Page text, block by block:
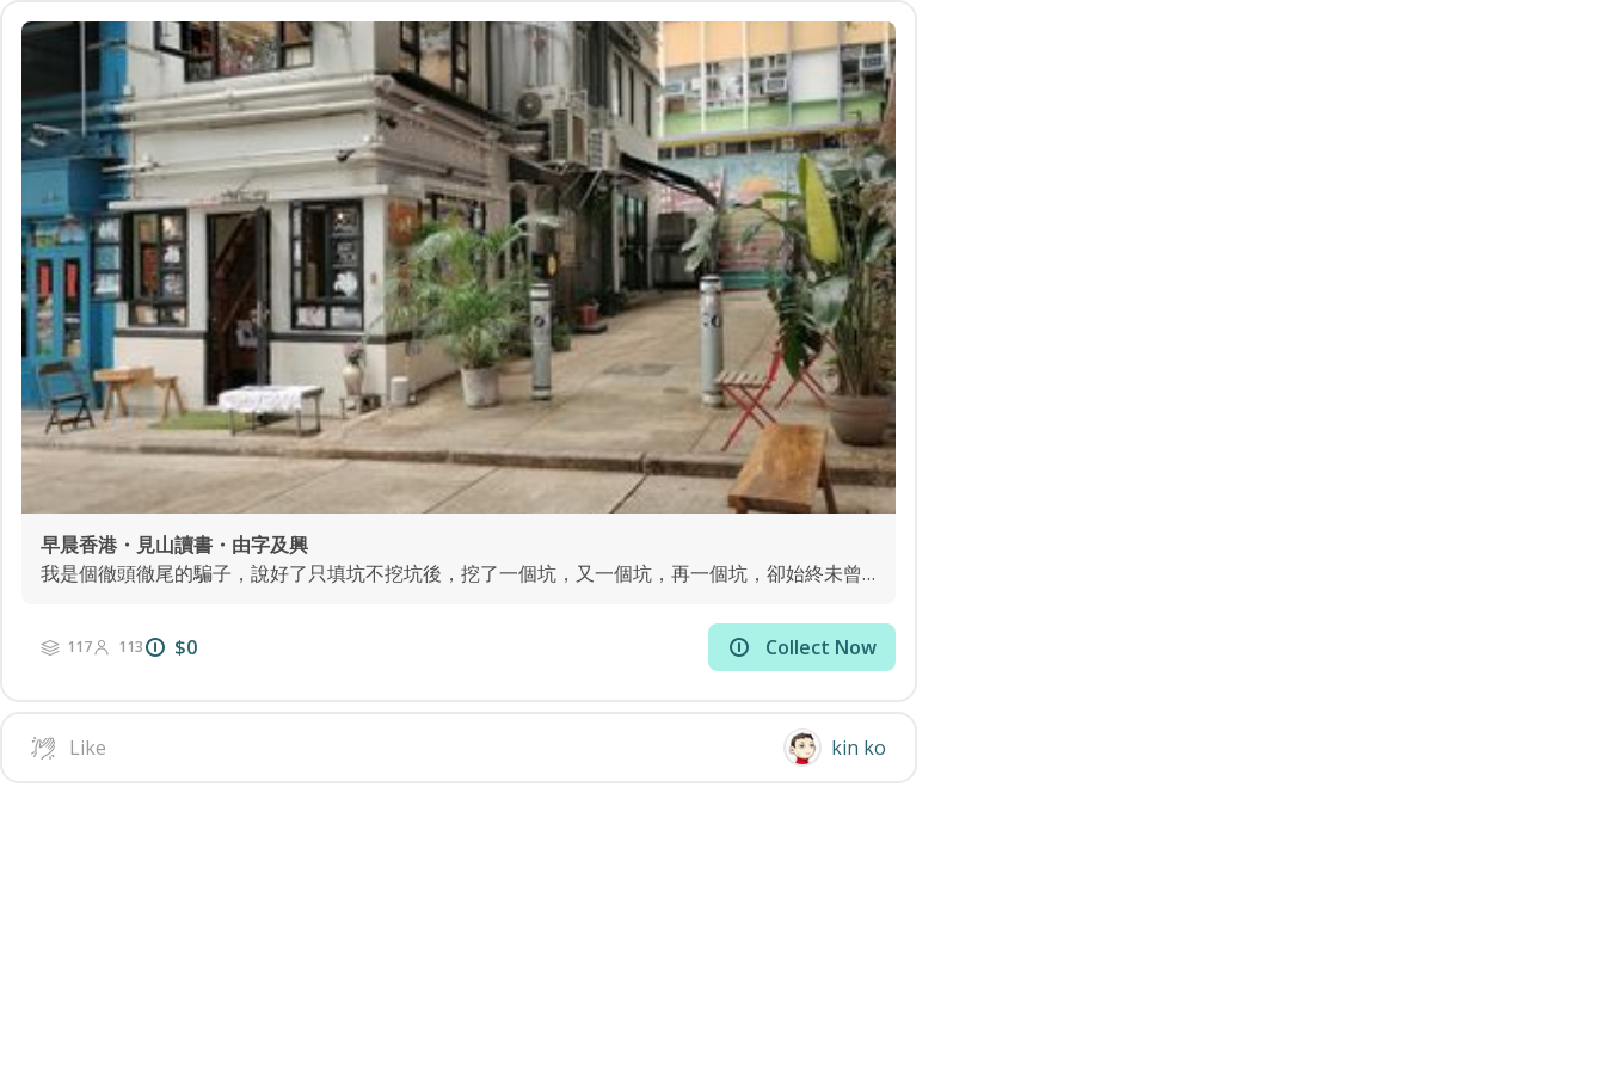
早晨香港・見山讀書・由字及興
我是個徹頭徹尾的騙子，說好了只填坑不挖坑後，挖了一個坑，又一個坑，再一個坑，卻始終未曾填坑。騙子最近竟然又再挖坑，剛在昨天推出第零集?...
117 113 $0 Collect Now
Like kin ko